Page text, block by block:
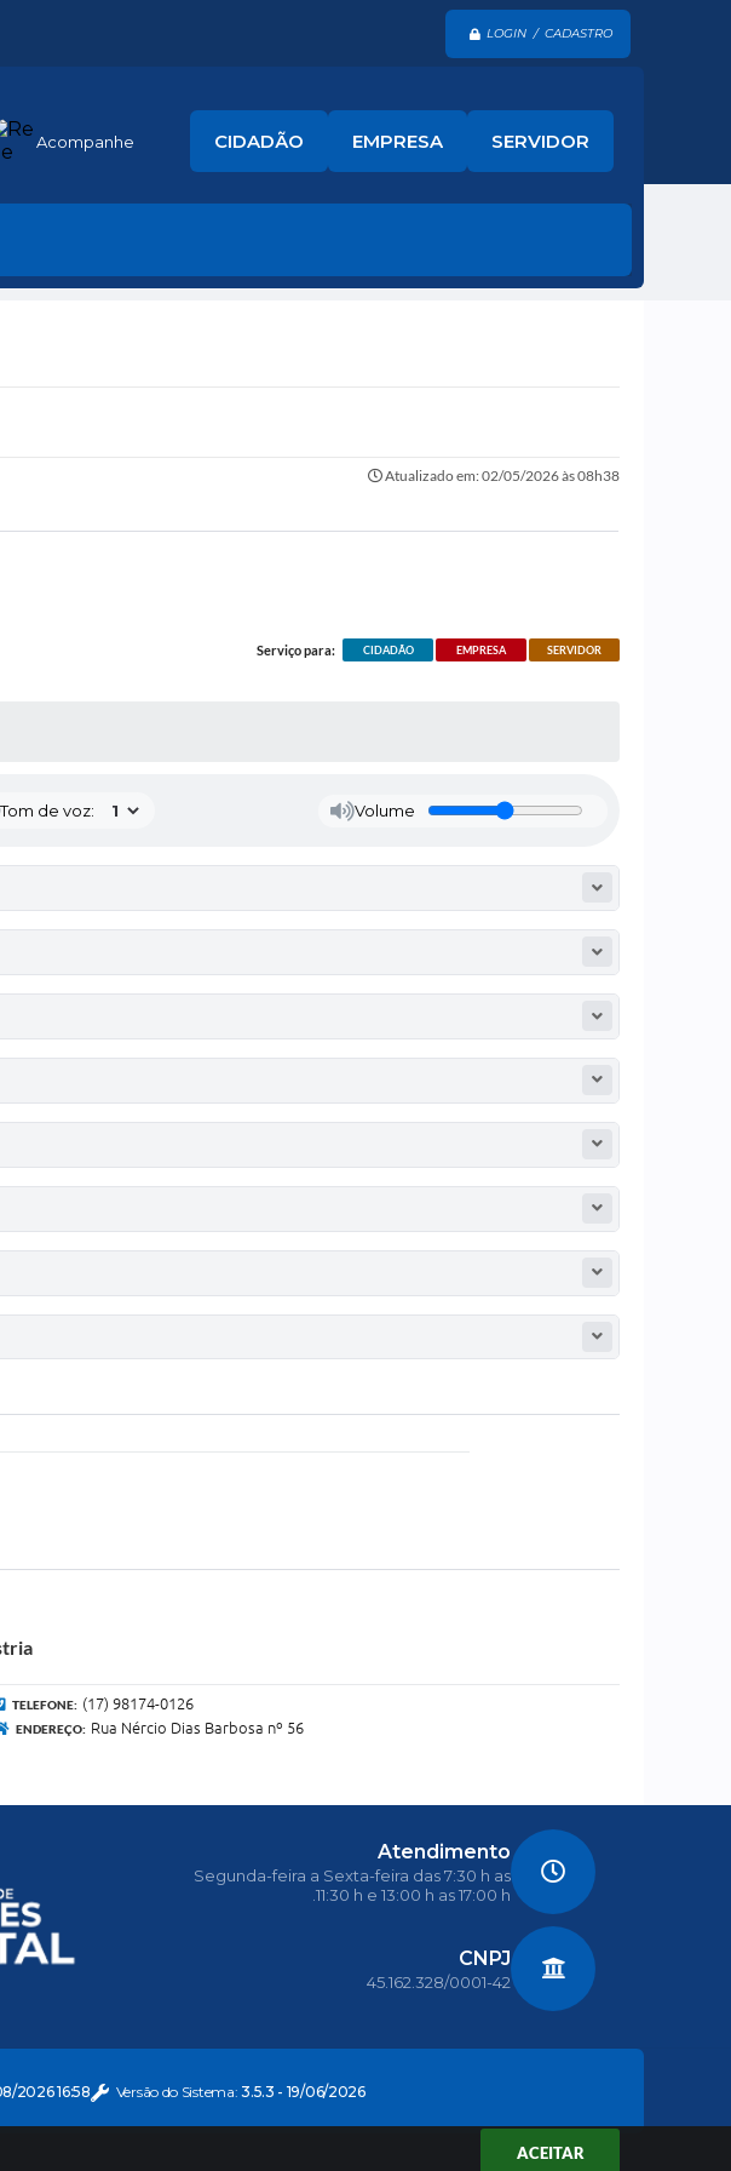
ACEITAR
LOGIN / CADASTRO
Acompanhe CIDADÃO EMPRESA SERVIDOR
Atualizado em: 02/05/2026 às 08h38
Serviço para: CIDADÃO EMPRESA SERVIDOR
Tom de voz: Volume
TELEFONE: (17) 98174-0126
ENDEREÇO: Rua Nércio Dias Barbosa nº 56
Atendimento
Segunda-feira a Sexta-feira das 7:30 h as
11:30 h e 13:00 h as 17:00 h.
CNPJ
45.162.328/0001-42
Versão do Sistema:3.5.3 - 19/06/2026
2026 16:58